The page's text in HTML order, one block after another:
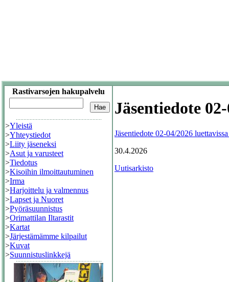
Rastivarsojen hakupalvelu
>Yleistä
>Yhteystiedot
>Liity jäseneksi
>Asut ja varusteet
>Tiedotus
>Kisoihin ilmoittautuminen
>Irma
>Harjoittelu ja valmennus
>Lapset ja Nuoret
>Pyöräsuunnistus
>Orimattilan Iltarastit
>Kartat
>Järjestämämme kilpailut
>Kuvat
>Suunnistuslinkkejä
Jäsentiedote
Jäsentiedote 02-04/2026
30.4.2026
Uutisarkisto